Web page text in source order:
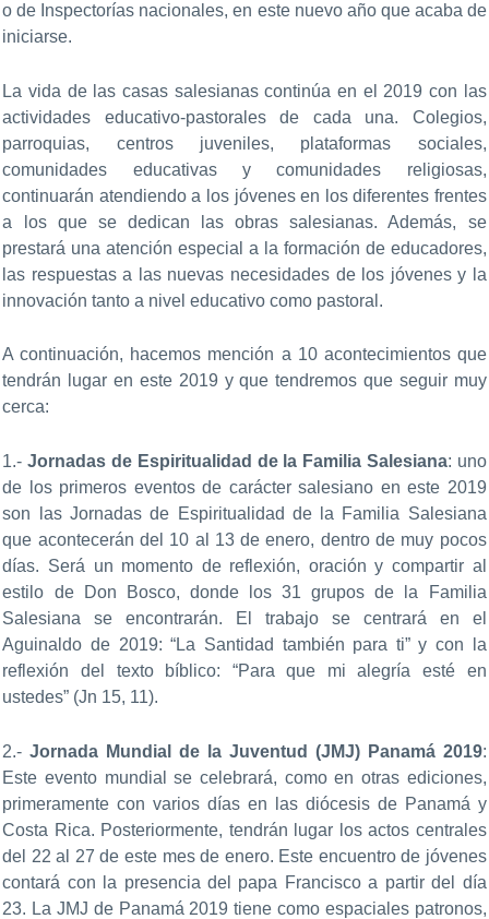
o de Inspectorías nacionales, en este nuevo año que acaba de
iniciarse.
La vida de las casas salesianas continúa en el 2019 con las
actividades educativo-pastorales de cada una. Colegios,
parroquias, centros juveniles, plataformas sociales,
comunidades educativas y comunidades religiosas,
continuarán atendiendo a los jóvenes en los diferentes frentes
a los que se dedican las obras salesianas. Además, se
prestará una atención especial a la formación de educadores,
las respuestas a las nuevas necesidades de los jóvenes y la
innovación tanto a nivel educativo como pastoral.
A continuación, hacemos mención a 10 acontecimientos que
tendrán lugar en este 2019 y que tendremos que seguir muy
cerca:
1.-Jornadas de Espiritualidad de la Familia Salesiana: uno
de los primeros eventos de carácter salesiano en este 2019
son las Jornadas de Espiritualidad de la Familia Salesiana
que acontecerán del 10 al 13 de enero, dentro de muy pocos
días. Será un momento de reflexión, oración y compartir al
estilo de Don Bosco, donde los 31 grupos de la Familia
Salesiana se encontrarán. El trabajo se centrará en el
Aguinaldo de 2019: “La Santidad también para ti” y con la
reflexión del texto bíblico: “Para que mi alegría esté en
ustedes” (Jn 15, 11).
2.-Jornada Mundial de la Juventud (JMJ) Panamá 2019:
Este evento mundial se celebrará, como en otras ediciones,
primeramente con varios días en las diócesis de Panamá y
Costa Rica. Posteriormente, tendrán lugar los actos centrales
del 22 al 27 de este mes de enero. Este encuentro de jóvenes
contará con la presencia del papa Francisco a partir del día
23. La JMJ de Panamá 2019 tiene como espaciales patronos,